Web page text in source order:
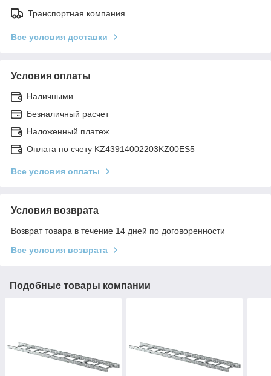
Транспортная компания
Все условия доставки
Условия оплаты
Наличными
Безналичный расчет
Наложенный платеж
Оплата по счету KZ43914002203KZ00ES5
Все условия оплаты
Условия возврата
Возврат товара в течение 14 дней по договоренности
Все условия возврата
Подобные товары компании